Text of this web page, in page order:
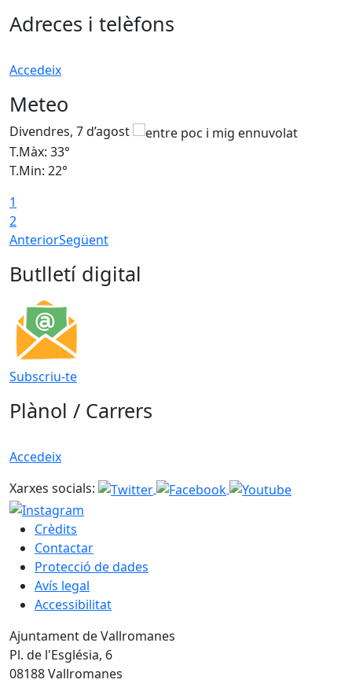
Adreces i telèfons
Accedeix
Meteo
Divendres, 7 d’agost
T.Màx: 33°
T.Min: 22°
1
2
AnteriorSegüent
Butlletí digital
Subscriu-te
Plànol / Carrers
Accedeix
Xarxes socials:
Crèdits
Contactar
Protecció de dades
Avís legal
Accessibilitat
Ajuntament de Vallromanes
Pl. de l'Església, 6
08188 Vallromanes